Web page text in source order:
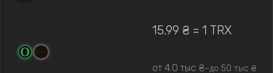
15.99 ₴ ≈ 1 TRX
от 4.0 тыс ₴—до 50 тыс ₴